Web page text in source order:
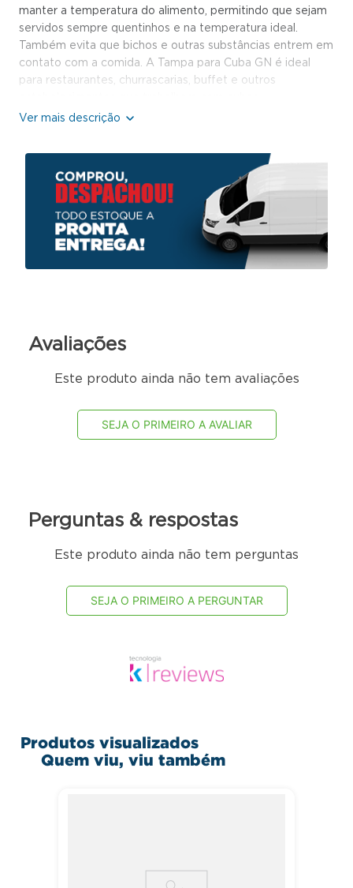
manter a temperatura do alimento, permitindo que sejam
servidos sempre quentinhos e na temperatura ideal.
Também evita que bichos e outras substâncias entrem em
contato com a comida. A Tampa para Cuba GN é ideal
para restaurantes, churrascarias, buffet e outros
gastronômicas. É feito de inox, um produto de qualidade,
Portanto, se você trabalha em um negócio que possui
cubas ou planeja abrir um estabelecimento deste ramo,
não perca mais tempo e adquira já a sua Tampa para Cuba
Avaliações
Este produto ainda não tem avaliações
SEJA O PRIMEIRO A AVALIAR
Perguntas & respostas
Este produto ainda não tem perguntas
SEJA O PRIMEIRO A PERGUNTAR
Produtos visualizados
Quem viu, viu também